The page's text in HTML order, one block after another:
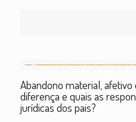
Abandono material,
diferença e quais as
jurídicas dos pais?